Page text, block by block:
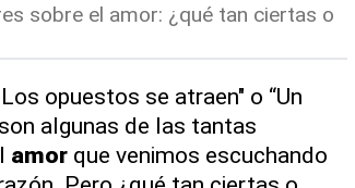
sobre el amor: ¿qué tan ciertas o
opuestos se atraen" o “Un
algunas de las tantas
amorque venimos escuchando